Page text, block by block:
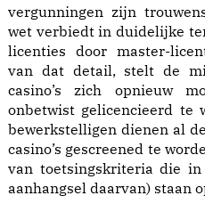
vergunningen zijn
wet verbiedt in duidelijke
licenties door master-
van dat detail, stelt de
casino’s zich opnieuw
onbetwist gelicencieerd te
bewerkstelligen dienen al
casino’s gescreened te
van toetsingskriteria die
aanhangsel daarvan) staan